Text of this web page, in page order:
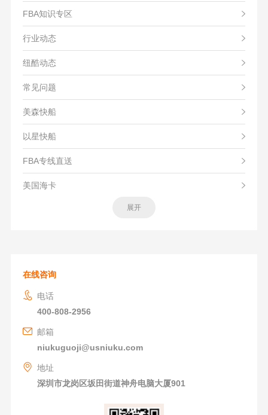
FBA知识专区
行业动态
纽酷动态
常见问题
美森快船
以星快船
FBA专线直送
美国海卡
展开
在线咨询
电话
400-808-2956
邮箱
niukuguoji@usniuku.com
地址
深圳市龙岗区坂田街道神舟电脑大厦901